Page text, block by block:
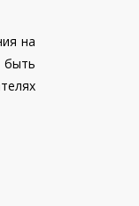
на
быть